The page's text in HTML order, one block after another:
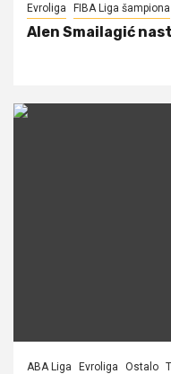
Evroliga FIBA Liga šampiona
Alen Smailagić
ABA Liga Evroliga Ostalo